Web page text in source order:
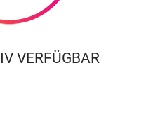
VERFÜGBAR